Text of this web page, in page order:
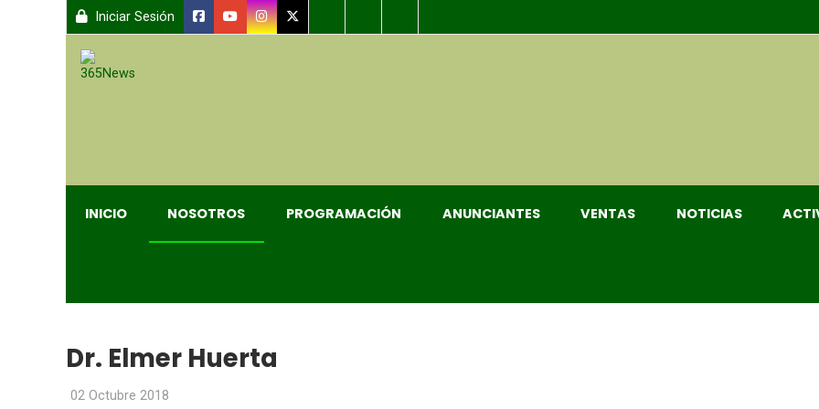
Iniciar Sesión
INICIO NOSOTROS PROGRAMACIÓN ANUNCIANTES VENTAS NOTICIAS
Dr. Elmer Huerta
02 Octubre 2018